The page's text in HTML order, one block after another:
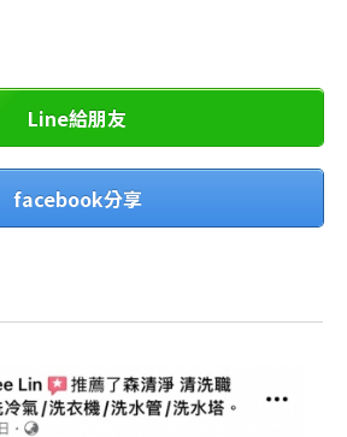
Line給朋友
facebook分享